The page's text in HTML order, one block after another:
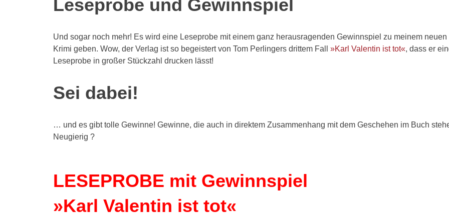
Leseprobe und Gewinnspiel
Und sogar noch mehr! Es wird eine Leseprobe mit einem ganz herausragenden Gewinnspiel zu meinem neuen
Krimi geben. Wow, der Verlag ist so begeistert von Tom Perlingers drittem Fall »Karl Valentin ist tot«, dass er
Leseprobe in großer Stückzahl drucken lässt!
Sei dabei!
… und es gibt tolle Gewinne! Gewinne, die auch in direktem Zusammenhang mit dem Geschehen im Buch
Neugierig ?
LESEPROBE mit Gewinnspiel
»Karl Valentin ist tot«